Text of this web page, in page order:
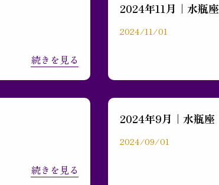
続きを見る
2024年11月｜水瓶座
2024/11/01
続きを見る
2024年9月｜水瓶座
2024/09/01